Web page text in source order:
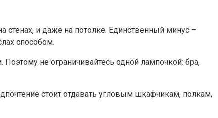
и даже на потолке. Единственный минус –
способом.
не ограничивайтесь одной лампочкой: бра,
стоит отдавать угловым шкафчикам, полкам,